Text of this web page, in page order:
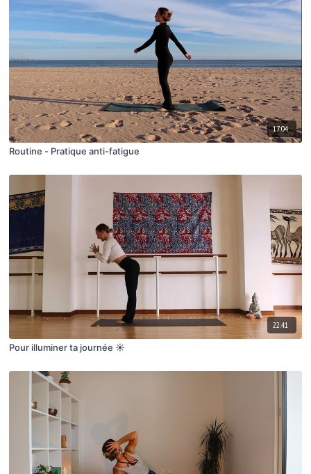
17:04
Routine - Pratique anti-fatigue
22:41
Pour illuminer ta journée ☀️